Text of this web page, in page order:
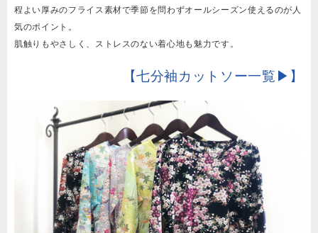
程よい厚みのフライス素材で季節を問わずオールシーズン使えるのが人
気のポイント。
肌触りもやさしく、ストレスのない着心地も魅力です。
【七分袖カットソー一覧▶︎】